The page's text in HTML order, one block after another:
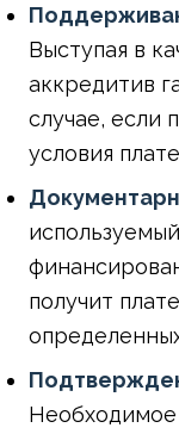
Выступая в
аккредитив
случае, если
условия
получит
Необходимое